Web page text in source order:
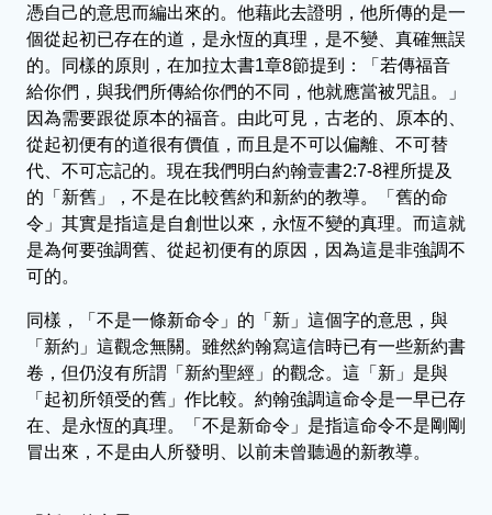
憑自己的意思而編出來的。他藉此去證明，他所傳的是一
個從起初已存在的道，是永恆的真理，是不變、真確無誤
的。同樣的原則，在加拉太書1章8節提到：「若傳福音
給你們，與我們所傳給你們的不同，他就應當被咒詛。」
因為需要跟從原本的福音。由此可見，古老的、原本的、
從起初便有的道很有價值，而且是不可以偏離、不可替
代、不可忘記的。現在我們明白約翰壹書2:7-8裡所提及
的「新舊」，不是在比較舊約和新約的教導。「舊的命
令」其實是指這是自創世以來，永恆不變的真理。而這就
是為何要強調舊、從起初便有的原因，因為這是非強調不
可的。
同樣，「不是一條新命令」的「新」這個字的意思，與
「新約」這觀念無關。雖然約翰寫這信時已有一些新約書
卷，但仍沒有所謂「新約聖經」的觀念。這「新」是與
「起初所領受的舊」作比較。約翰強調這命令是一早已存
在、是永恆的真理。「不是新命令」是指這命令不是剛剛
冒出來，不是由人所發明、以前未曾聽過的新教導。